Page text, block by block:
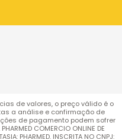
de valores, o preço válido é o
a análise e confirmação de
de pagamento podem sofrer
COMERCIO ONLINE DE
PHARMED. INSCRITA NO CNPJ: